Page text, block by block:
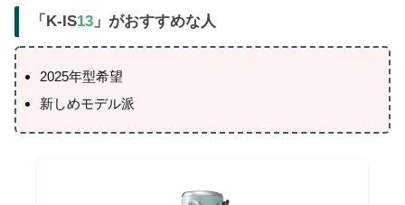
「K-IS13 」がおすすめな人
2025年型希望
新しめモデル派